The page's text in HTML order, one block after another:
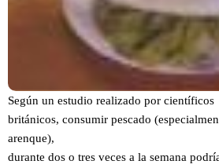
Según un estudio realizado por científicos
británicos, consumir pescado
arenque),
durante dos o tres veces a la semana